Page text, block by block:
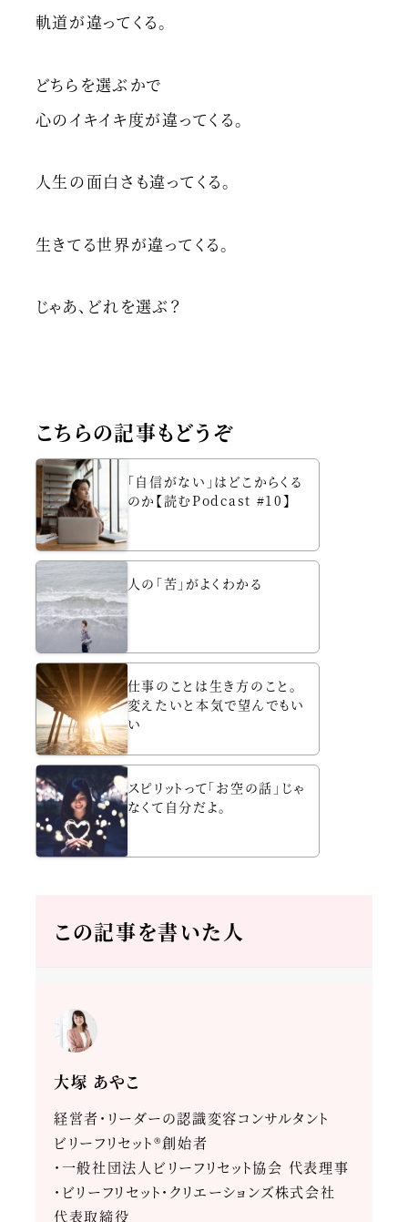
軌道が違ってくる。
どちらを選ぶかで
心のイキイキ度が違ってくる。
人生の面白さも違ってくる。
生きてる世界が違ってくる。
じゃあ、どれを選ぶ？
こちらの記事もどうぞ
「自信がない」はどこからくる
のか【読むPodcast #10】
人の「苦」がよくわかる
仕事のことは生き方のこと。
変えたいと本気で望んでもい
い
スピリットって「お空の話」じゃ
なくて自分だよ。
この記事を書いた人
大塚 あやこ
経営者・リーダーの認識変容コンサルタント
ビリーフリセット®創始者
・一般社団法人ビリーフリセット協会 代表理事
・ビリーフリセット・クリエーションズ株式会社
代表取締役